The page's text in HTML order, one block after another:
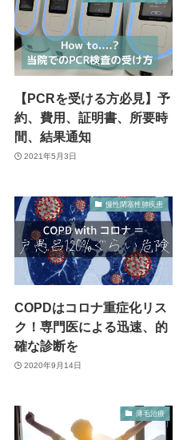
【PCRを受ける方必見】予
約、費用、証明書、所要時
間、結果通知
2021年5月3日
慢性閉塞性肺疾患
COPDはコロナ重症化リス
ク！専門医による迅速、的
確な診断を
2020年9月14日
薄毛治療